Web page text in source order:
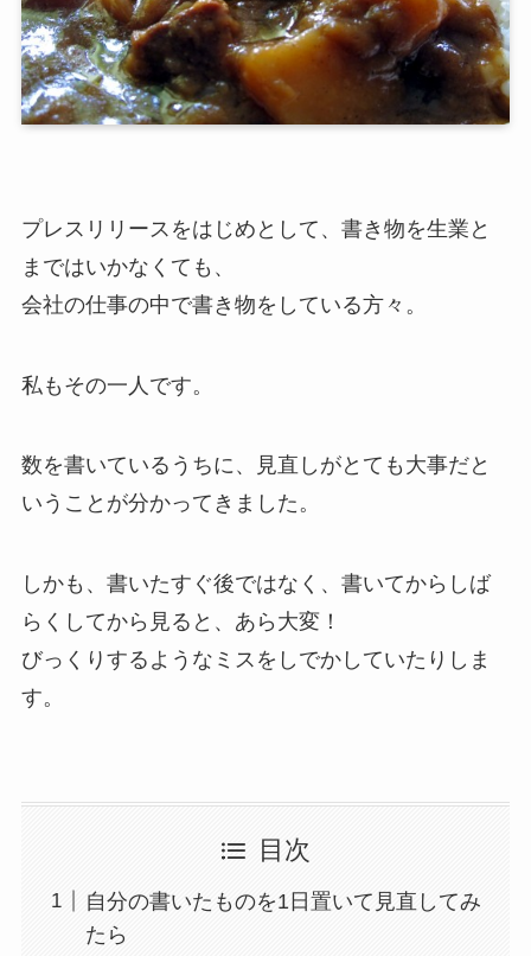
プレスリリースをはじめとして、書き物を生業と
まではいかなくても、
会社の仕事の中で書き物をしている方々。
私もその一人です。
数を書いているうちに、見直しがとても大事だと
いうことが分かってきました。
しかも、書いたすぐ後ではなく、書いてからしば
らくしてから見ると、あら大変！
びっくりするようなミスをしでかしていたりしま
す。
目次
自分の書いたものを1日置いて見直してみ
たら